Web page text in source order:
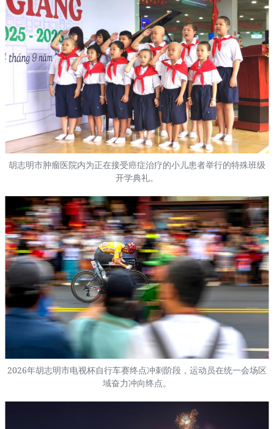
胡志明市肿瘤医院内为正在接受癌症治疗的小儿患者举行的特殊班级
开学典礼。
2026年胡志明市电视杯自行车赛终点冲刺阶段，运动员在统一会场区
域奋力冲向终点。